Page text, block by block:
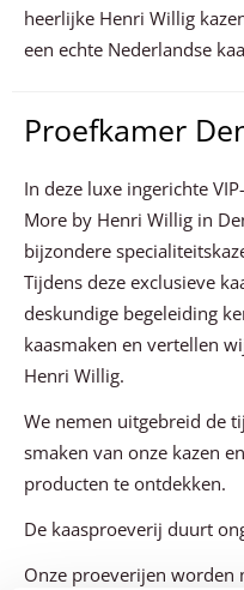
heerlijke Henri Willig
een echte Nederlandse
Proefkamer
In deze luxe ingerichte
More by Henri Willig in
bijzondere
Tijdens deze exclusieve
deskundige begeleiding
kaasmaken en vertellen
Henri Willig.
We nemen uitgebreid de
smaken van onze kazen
producten te ontdekken.
De kaasproeverij duurt
Onze proeverijen worden